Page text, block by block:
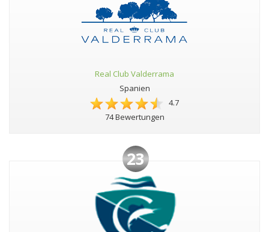
Real Club Valderrama
Spanien
4.7
74 Bewertungen
23